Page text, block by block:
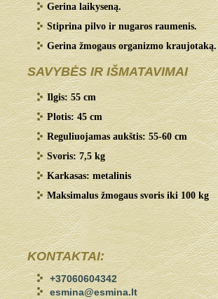
Gerina laikyseną.
Stiprina pilvo ir nugaros raumenis.
Gerina žmogaus organizmo kraujotaką.
SAVYBĖS IR IŠMATAVIMAI
Ilgis: 55 cm
Plotis: 45 cm
Reguliuojamas aukštis: 55-60 cm
Svoris: 7,5 kg
Karkasas: metalinis
Maksimalus žmogaus svoris iki 100 kg
KONTAKTAI:
+37060604342
esmina@esmina.lt